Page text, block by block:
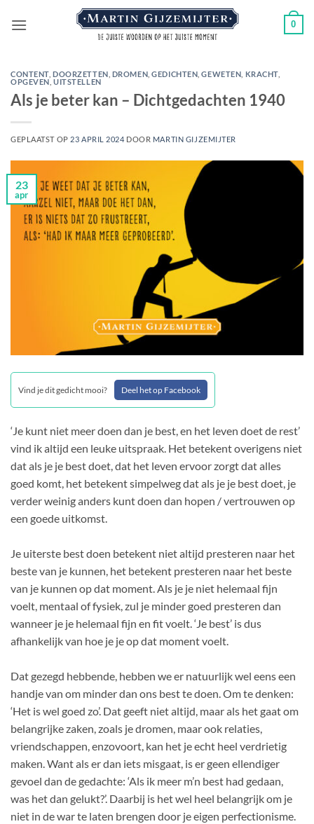
naar
0
CONTENT,DOORZETTEN DROMEN ,GEDICHTEN ,GEWETEN KRACHT,
OPGEVEN,UITSTELLEN
Als je beter kan – Dichtgedachten 1940
GEPLAATST OP 23 APRIL 2024 DOOR MARTIN GIJZEMIJTER
23
apr
Vind je dit gedicht mooi? Deel het op Facebook
‘Je kunt niet meer doen dan je best, en het leven doet de rest’
vind ik altijd een leuke uitspraak. Het betekent overigens niet
dat als je je best doet, dat het leven ervoor zorgt dat alles
goed komt, het betekent simpelweg dat als je je best doet, je
verder weinig anders kunt doen dan hopen / vertrouwen op
een goede uitkomst.
Je uiterste best doen betekent niet altijd presteren naar het
beste van je kunnen, het betekent presteren naar het beste
van je kunnen op dat moment. Als je je niet helemaal fijn
voelt, mentaal of fysiek, zul je minder goed presteren dan
wanneer je je helemaal fijn en fit voelt. ‘Je best’ is dus
afhankelijk van hoe je je op dat moment voelt.
Dat gezegd hebbende, hebben we er natuurlijk wel eens een
handje van om minder dan ons best te doen. Om te denken:
‘Het is wel goed zo’. Dat geeft niet altijd, maar als het gaat om
belangrijke zaken, zoals je dromen, maar ook relaties,
vriendschappen, enzovoort, kan het je echt heel verdrietig
maken. Want als er dan iets misgaat, is er geen ellendiger
gevoel dan de gedachte: ‘Als ik meer m’n best had gedaan,
was het dan gelukt?’. Daarbij is het wel heel belangrijk om je
niet in de war te laten brengen door je eigen perfectionisme.